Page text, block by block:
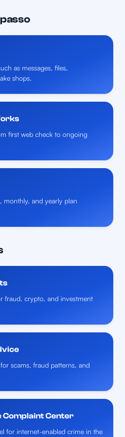
as messages, files,
shops.
first web check to ongoing
monthly, and yearly plan
fraud, crypto, and investment
scams, fraud patterns, and
Complaint Center
for internet-enabled crime in the